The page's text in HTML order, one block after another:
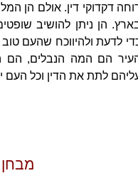
דקדוקי דין. אולם הן
הן ניתן להושיב
לדעת ולהיווכח שהעם
הם המה הנבלים, הם
לתת את הדין וכל העם